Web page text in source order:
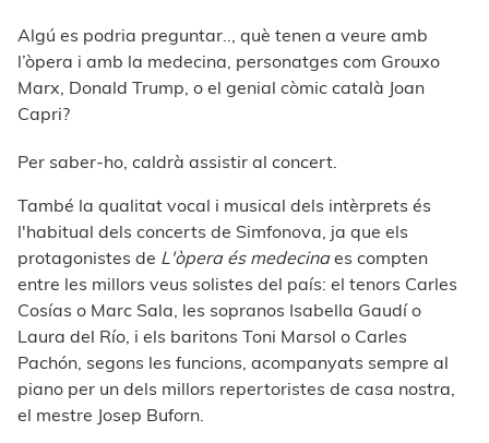
Algú es podria preguntar.., què tenen a veure amb
l’òpera i amb la medecina, personatges com Grouxo
Marx, Donald Trump, o el genial còmic català Joan
Capri?
Per saber-ho, caldrà assistir al concert.
També la qualitat vocal i musical dels intèrprets és
l'habitual dels concerts de Simfonova, ja que els
protagonistes de L'òpera és medecinaes compten
entre les millors veus solistes del país: el tenors Carles
Cosías o Marc Sala, les sopranos Isabella Gaudí o
Laura del Río, i els baritons Toni Marsol o Carles
Pachón, segons les funcions, acompanyats sempre al
piano per un dels millors repertoristes de casa nostra,
el mestre Josep Buforn.